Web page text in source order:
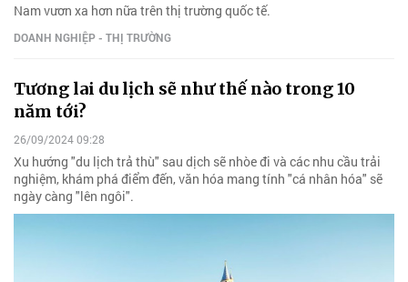
Nam vươn xa hơn nữa trên thị trường quốc tế.
DOANH NGHIỆP - THỊ TRƯỜNG
Tương lai du lịch sẽ như thế nào trong 10
năm tới?
26/09/2024 09:28
Xu hướng "du lịch trả thù" sau dịch sẽ nhòe đi và các nhu cầu trải
nghiệm, khám phá điểm đến, văn hóa mang tính "cá nhân hóa" sẽ
ngày càng "lên ngôi".